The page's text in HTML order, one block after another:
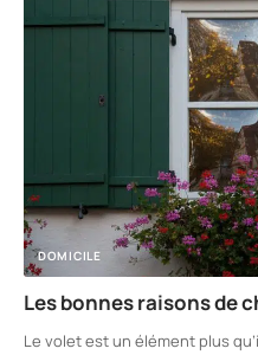
DOMICILE
Les bonnes raisons de
Le volet est un élément plus